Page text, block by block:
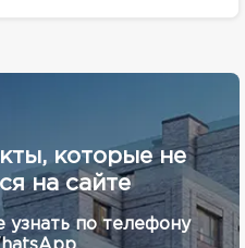
которые не
на сайте
узнать по телефону